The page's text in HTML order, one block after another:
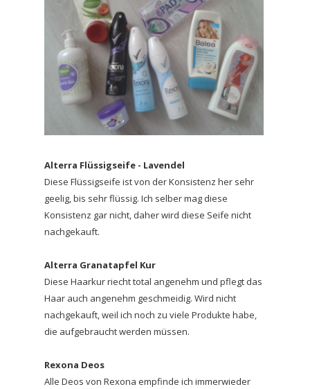
Alterra Flüssigseife - Lavendel
Diese Flüssigseife ist von der Konsistenz her sehr
geelig, bis sehr flüssig. Ich selber mag diese
Konsistenz gar nicht, daher wird diese Seife nicht
nachgekauft.
Alterra Granatapfel Kur
Diese Haarkur riecht total angenehm und pflegt das
Haar auch angenehm geschmeidig. Wird nicht
nachgekauft, weil ich noch zu viele Produkte habe,
die aufgebraucht werden müssen.
Rexona Deos
Alle Deos von Rexona empfinde ich immerwieder